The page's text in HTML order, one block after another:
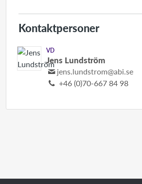
Kontaktpersoner
VD
Jens Lundström
jens.lundstrom@abi.se
+46 (0)70-667 84 98